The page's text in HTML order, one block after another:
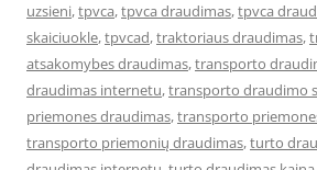
uzsieni,tpvca,tpvca draudimas,tpvca
skaiciuokle,tpvcad,traktoriaus draudimas,
atsakomybes draudimas,transporto
draudimas internetu,transporto draudimo
priemones draudimas,transporto
transporto priemonių draudimas,turto